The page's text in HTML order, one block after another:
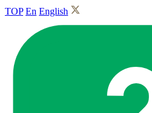
TOP En English